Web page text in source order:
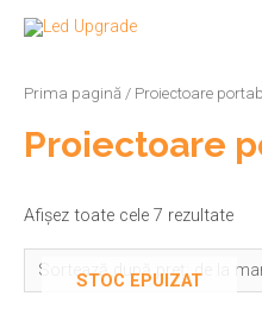
Prima pagină / Proiectoare
Proiectoare
Afișez toate cele 7 rezultate
STOC EPUIZAT